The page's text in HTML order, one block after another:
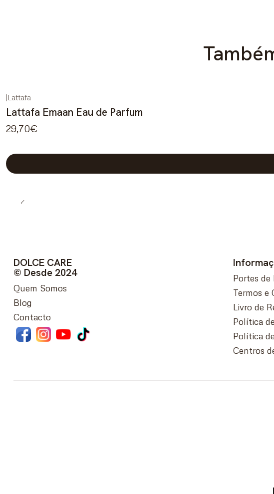
|Lattafa
Lattafa Emaan Eau de Parfum
29,70€
DOLCE CARE
© Desde 2024
Quem Somos
Blog
Contacto
Portes de
Termos e
Livro de
Política
Política
Centros